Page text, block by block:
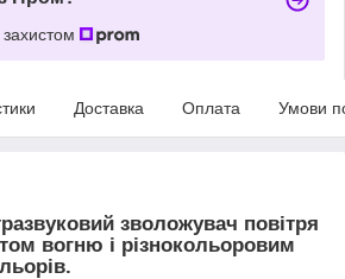
Доставка Оплата Умови
зволожувач повітря
вогню і різнокольоровим